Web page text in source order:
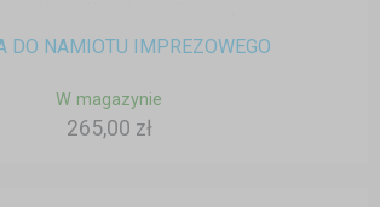
DO NAMIOTU IMPREZOWEGO
W magazynie
265,00 zł